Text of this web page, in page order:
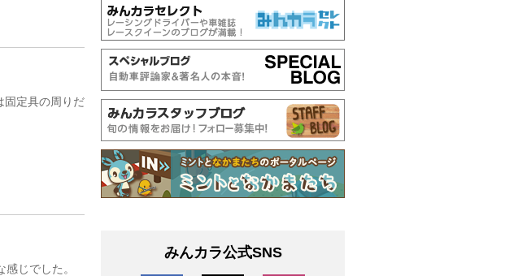
固定具の周りだ
じでした。
みんカラ公式SNS